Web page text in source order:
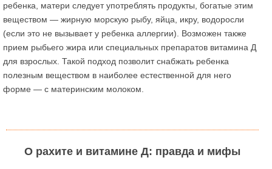
ребенка, матери следует употреблять продукты, богатые этим
веществом — жирную морскую рыбу, яйца, икру, водоросли
(если это не вызывает у ребенка аллергии). Возможен также
прием рыбьего жира или специальных препаратов витамина Д
для взрослых. Такой подход позволит снабжать ребенка
полезным веществом в наиболее естественной для него
форме — с материнским молоком.
О рахите и витамине Д: правда и мифы